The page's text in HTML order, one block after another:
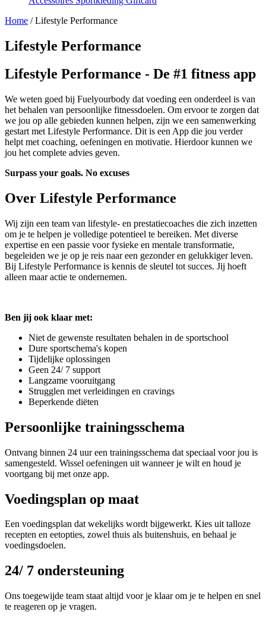
Home / Lifestyle Performance
Lifestyle Performance
Lifestyle Performance - De #1 fitness app
We weten goed bij Fuelyourbody dat voeding een onderdeel is van
het behalen van persoonlijke fitnessdoelen. Om ervoor te zorgen dat
we jou op alle gebieden kunnen helpen, zijn we een samenwerking
gestart met Lifestyle Performance. Dit is een App die jou verder
helpt met coaching, oefeningen en motivatie. Hierdoor kunnen we
jou het complete advies geven.
Surpass your goals. No excuses
Over Lifestyle Performance
Wij zijn een team van lifestyle- en prestatiecoaches die zich inzetten
om je te helpen je volledige potentieel te bereiken. Met diverse
expertise en een passie voor fysieke en mentale transformatie,
begeleiden we je op je reis naar een gezonder en gelukkiger leven.
Bij Lifestyle Performance is kennis de sleutel tot succes. Jij hoeft
alleen maar actie te ondernemen.
Ben jij ook klaar met:
Niet de gewenste resultaten behalen in de sportschool
Dure sportschema's kopen
Tijdelijke oplossingen
Geen 24/ 7 support
Langzame vooruitgang
Strugglen met verleidingen en cravings
Beperkende diëten
Persoonlijke trainingsschema
Ontvang binnen 24 uur een trainingsschema dat speciaal voor jou is
samengesteld. Wissel oefeningen uit wanneer je wilt en houd je
voortgang bij met onze app.
Voedingsplan op maat
Een voedingsplan dat wekelijks wordt bijgewerkt. Kies uit talloze
recepten en eetopties, zowel thuis als buitenshuis, en behaal je
voedingsdoelen.
24/ 7 ondersteuning
Ons toegewijde team staat altijd voor je klaar om je te helpen en snel
te reageren op je vragen.